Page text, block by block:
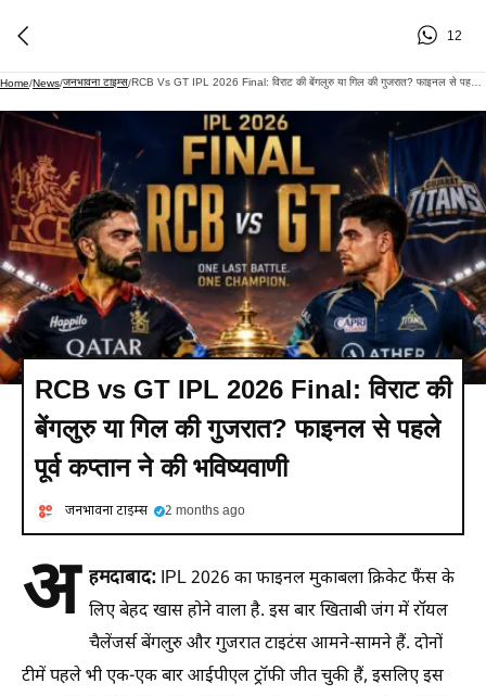
12
Home/News/जनभावना टाइम्स/
RCB vs GT IPL 2026 Final: विराट की
बेंगलुरु या गिल की गुजरात? फाइनल से पहले
पूर्व कप्तान ने की भविष्यवाणी
जनभावना टाइम्स 2 months ago
अ हमदाबाद: IPL 2026 का फाइनल मुकाबला क्रिकेट फैंस के
लिए बेहद खास होने वाला है. इस बार खिताबी जंग में रॉयल
चैलेंजर्स बेंगलुरु और गुजरात टाइटंस आमने-सामने हैं. दोनों
टीमें पहले भी एक-एक बार आईपीएल ट्रॉफी जीत चुकी हैं, इसलिए इस